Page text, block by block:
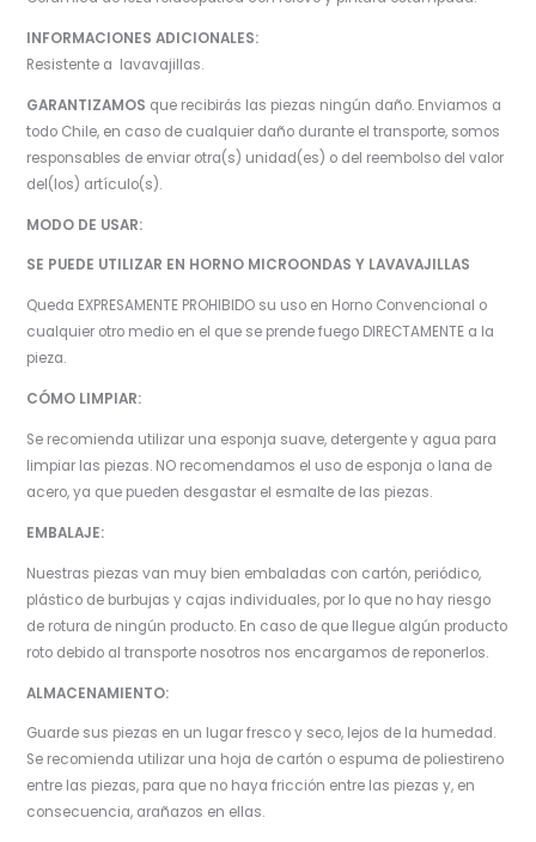
INFORMACIONES ADICIONALES:
Resistente a lavavajillas.
GARANTIZAMOS que recibirás las piezas ningún daño. Enviamos a
todo Chile, en caso de cualquier daño durante el transporte, somos
responsables de enviar otra(s) unidad(es) o del reembolso del valor
del(los) artículo(s).
MODO DE USAR:
SE PUEDE UTILIZAR EN HORNO MICROONDAS Y LAVAVAJILLAS
Queda EXPRESAMENTE PROHIBIDO su uso en Horno Convencional o
cualquier otro medio en el que se prende fuego DIRECTAMENTE a la
pieza.
CÓMO LIMPIAR:
Se recomienda utilizar una esponja suave, detergente y agua para
limpiar las piezas. NO recomendamos el uso de esponja o lana de
acero, ya que pueden desgastar el esmalte de las piezas.
EMBALAJE:
Nuestras piezas van muy bien embaladas con cartón, periódico,
plástico de burbujas y cajas individuales, por lo que no hay riesgo
de rotura de ningún producto. En caso de que llegue algún producto
roto debido al transporte nosotros nos encargamos de reponerlos.
ALMACENAMIENTO:
Guarde sus piezas en un lugar fresco y seco, lejos de la humedad.
Se recomienda utilizar una hoja de cartón o espuma de poliestireno
entre las piezas, para que no haya fricción entre las piezas y, en
consecuencia, arañazos en ellas.